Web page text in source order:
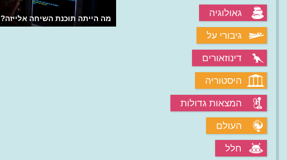
גאולוגיה
גיבורי על
דינוזאורים
היסטוריה
המצאות גדולות
העולם
חלל
מה הייתה תוכנת השיחה אלייזה?